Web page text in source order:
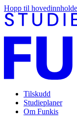
Hopp til
Tilskudd
Studieplaner
Om Funkis